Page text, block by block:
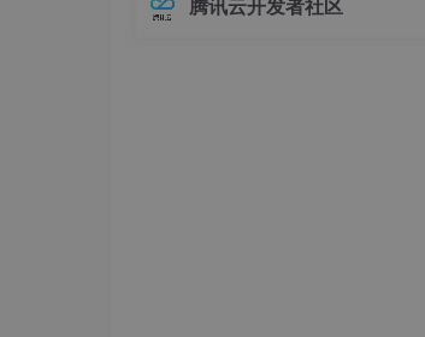
在Elasticsearch中，对象类型（Objec
腾讯云开发者社区